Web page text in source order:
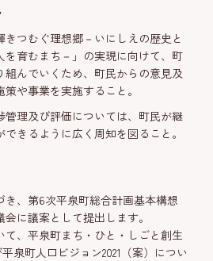
つむぐ理想郷－いにしえの歴史と
を育むまち－」の実現に向けて、町
組んでいくため、町民からの意見及
や事業を実施すること。
理及び評価については、町民が継
きるように広く周知を図ること。
、第6次平泉町総合計画基本構想
に議案として提出します。
て、平泉町まち・ひと・しごと創生
泉町人口ビジョン2021（案）につい